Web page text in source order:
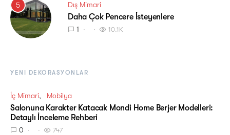
5 Dış Mimari
Daha Çok Pencere İsteyenlere
1 10.1K
YENI DEKORASYONLAR
İç Mimari Mobilya
Salonuna Karakter Katacak Mondi Home Berjer Modelleri:
Detaylı İnceleme Rehberi
0 747